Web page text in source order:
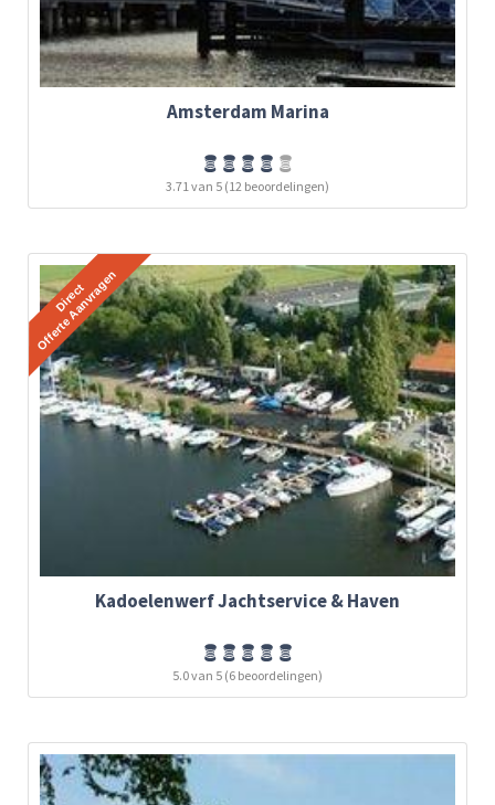
Amsterdam Marina
3.71 van 5 (12 beoordelingen)
Kadoelenwerf Jachtservice & Haven
5.0 van 5 (6 beoordelingen)